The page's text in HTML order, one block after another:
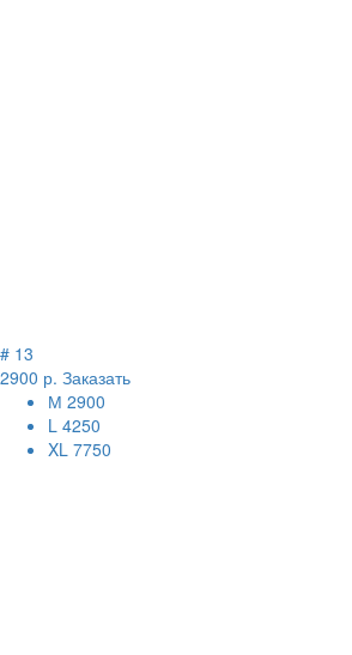
# 13
2900 р. Заказать
М 2900
L 4250
XL 7750